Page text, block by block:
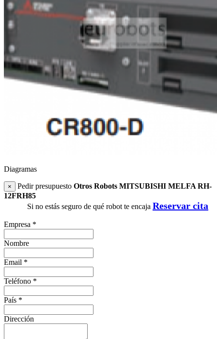
Diagramas
× Pedir presupuesto Otros Robots MITSUBISHI MELFA RH-
12FRH85
Si no estás seguro de qué robot te encaja Reservar cita
Empresa *
Nombre
Email *
Teléfono *
País *
Dirección